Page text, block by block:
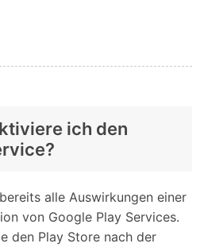
ich den
alle Auswirkungen einer
von Google Play Services.
den Play Store nach der